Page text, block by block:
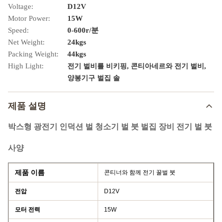
Voltage:
D12V
Motor Power:
15W
Speed:
0-600r/분
Net Weight:
24kgs
Packing Weight:
44kgs
High Light:
전기 벌비를 비키핑, 콘티아네르와 전기 벌비 ,
양봉기구 벌집 솔
제품 설명
박스형 광전기 인덕션 벌 청소기 벌 붓 벌집 장비 전기 벌 붓
사양
제품 이름 콘티너와 함께 전기 꿀벌 붓
전압 D12V
모터 전력 15W